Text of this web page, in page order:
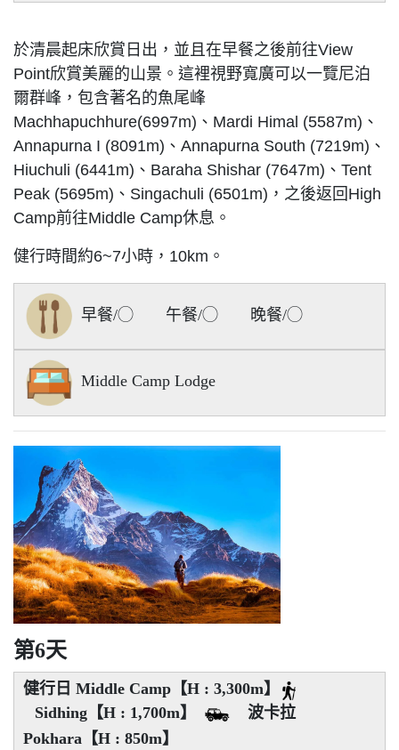
於清晨起床欣賞日出，並且在早餐之後前往View
Point欣賞美麗的山景。這裡視野寬廣可以一覽尼泊
爾群峰，包含著名的魚尾峰
Machhapuchhure(6997m)、Mardi Himal (5587m)、
Annapurna I (8091m)、Annapurna South (7219m)、
Hiuchuli (6441m)、Baraha Shishar (7647m)、Tent
Peak (5695m)、Singachuli (6501m)，之後返回High
Camp前往Middle Camp休息。
健行時間約6~7小時，10km。
早餐/◯ 午餐/◯ 晚餐/◯
Middle Camp Lodge
第6天
健行日 Middle Camp【H : 3,300m】
Sidhing【H : 1,700m】
波卡拉
Pokhara【H : 850m】